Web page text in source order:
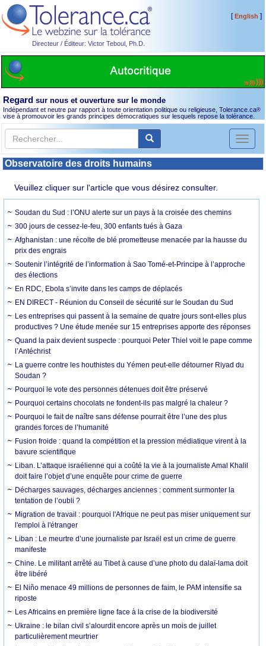
Directeur / Éditeur: Victor Teboul, Ph.D.
[English ]
Regard sur nous et ouverture sur le monde
Indépendant et neutre par rapport à toute orientation politique ou religieuse, Tolerance.ca®
vise à promouvoir les grands principes démocratiques sur lesquels repose la tolérance.
Toggle
Observatoire des droits humains
Veuillez cliquer sur l'article que vous désirez consulter.
Soudan du Sud : l’ONU alerte sur un pays à la croisée des chemins
300 jours de cessez-le-feu, 300 enfants tués à Gaza
Afghanistan : une récolte de blé prometteuse menacée par la hausse du
prix des engrais
Soutenir l’intégrité de l’information à Sao Tomé-et-Principe à l’approche
des élections
En RDC, Ebola s’invite dans les camps de déplacés
EN DIRECT - Réunion du Conseil de sécurité sur le Soudan du Sud
Les entreprises qui passent à la semaine de quatre jours sont-elles plus
productives ? Une étude menée sur 15 entreprises apporte des réponses
Quand la paix devient suspecte : pourquoi Peter Thiel voit le pape comme
l’Antéchrist
La guerre contre les houthistes du Yémen peut-elle détourner Riyad du
Soudan ?
Pourquoi le vote des personnes détenues doit être préservé
Pourquoi certains chocolats ne fondent-ils pas malgré la chaleur ?
Pourquoi le fait de naître sans défense pourrait être l’une des plus
grandes forces de l’humanité
Fusion froide : quand la compétition et la pression médiatique virent à la
bavure scientifique
Liban. L’attaque israélienne qui a coûté la vie à la journaliste Amal Khalil
doit faire l’objet d’une enquête pour crime de guerre
Décharges sauvages, décharges anciennes : comment surmonter la
tentation de l’oubli ?
Migration de travail : pourquoi l'Afrique ne peut pas miser uniquement sur
l'emploi à l'étranger
Liban : Le meurtre d’une journaliste par Israël est un crime de guerre
manifeste
Chine. Le militant arrêté au Tibet à cause d’une photo du dalaï-lama doit
être libéré
El Niño menace 49 millions de personnes de faim, le PAM intensifie sa
riposte
Les Africains en première ligne face à la crise de la biodiversité
Ukraine : le bilan civil s’alourdit encore après un mois de juillet
particulièrement meurtrier